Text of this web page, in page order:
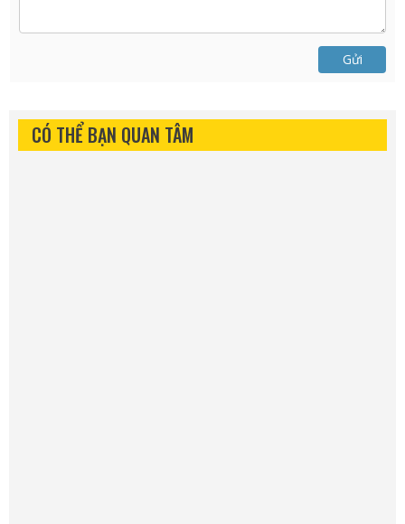
Gửi
CÓ THỂ BẠN QUAN TÂM